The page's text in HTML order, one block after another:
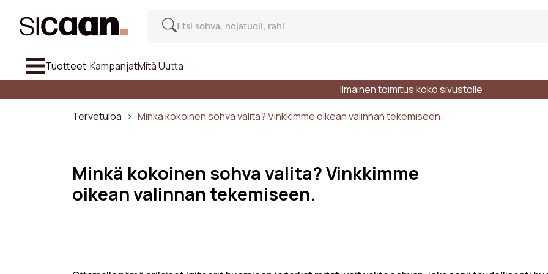
Tuotteet KampanjatMitä Uutta
Tuoli Ja Baarituoli
Suora sohva
Ilmainen toimitus koko sivustolle
Tervetuloa
Minkä kokoinen sohva valita? Vinkkimme oikean valinnan tekemiseen.
Minkä kokoinen sohva valita? Vinkkimme
oikean valinnan tekemiseen.